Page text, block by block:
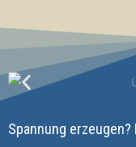
Spannung